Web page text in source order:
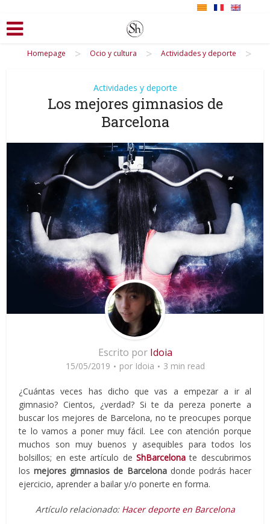
Homepage > Ocio y cultura > Actividades y deporte >
Actividades y deporte
Los mejores gimnasios de
Barcelona
Escrito por Idoia
15/05/2019 por Idoia 3 min read
¿Cuántas veces has dicho que vas a empezar a ir al
gimnasio? Cientos, ¿verdad? Si te da pereza ponerte a
buscar los mejores de Barcelona, no te preocupes porque
te lo vamos a poner muy fácil. Lee con atención porque
muchos son muy buenos y asequibles para todos los
bolsillos; en este artículo deShBarcelona te descubrimos
losmejores gimnasios de Barcelonadonde podrás hacer
ejercicio, aprender a bailar y/o ponerte en forma.
Artículo relacionado: Hacer deporte en Barcelona